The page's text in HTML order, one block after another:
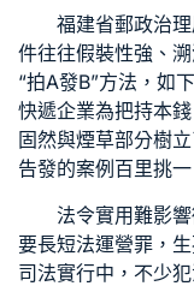
福建省郵政治
件往往假裝性強、
“拍A發B”方法，如
快遞企業為把持本
固然與煙草部分樹
告發的案例百里挑一
法令實用難影
要長短法運營罪，
司法實行中，不少